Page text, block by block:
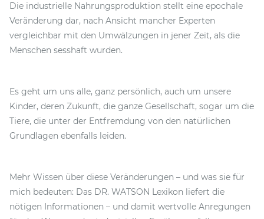
Die industrielle Nahrungsproduktion stellt eine epochale
Veränderung dar, nach Ansicht mancher Experten
vergleichbar mit den Umwälzungen in jener Zeit, als die
Menschen sesshaft wurden.
Es geht um uns alle, ganz persönlich, auch um unsere
Kinder, deren Zukunft, die ganze Gesellschaft, sogar um die
Tiere, die unter der Entfremdung von den natürlichen
Grundlagen ebenfalls leiden.
Mehr Wissen über diese Veränderungen – und was sie für
mich bedeuten: Das DR. WATSON Lexikon liefert die
nötigen Informationen – und damit wertvolle Anregungen